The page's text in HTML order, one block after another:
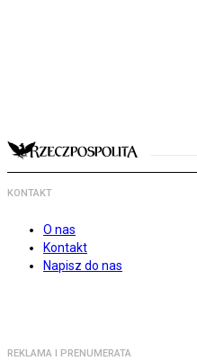
KONTAKT
O nas
Kontakt
Napisz do nas
REKLAMA I PRENUMERATA